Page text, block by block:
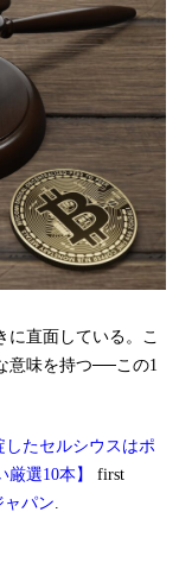
に直面している。こ
意味を持つ──この1
たセルシウスはポ
選10本】
first
ャパン.